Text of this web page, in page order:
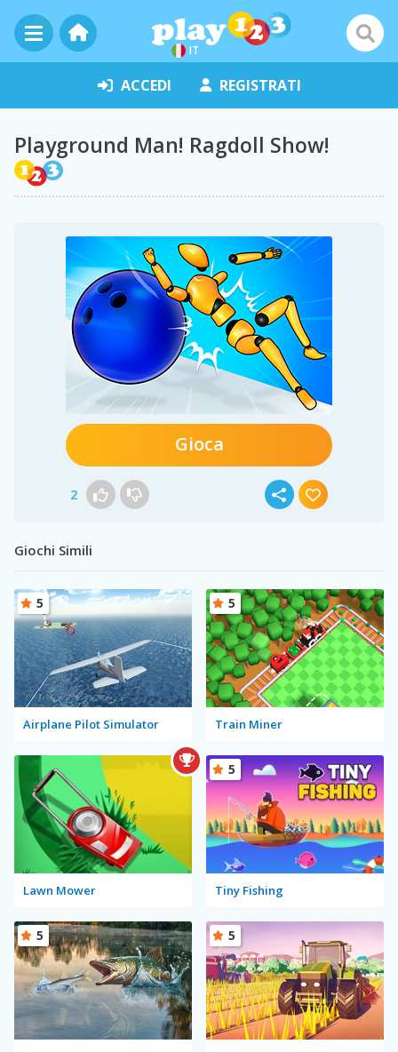
IT
ACCEDI REGISTRATI
Playground Man! Ragdoll Show!
Gioca
2
Giochi Simili
Airplane Pilot Simulator
5
Train Miner
5
Lawn Mower Tiny Fishing
5
5 5